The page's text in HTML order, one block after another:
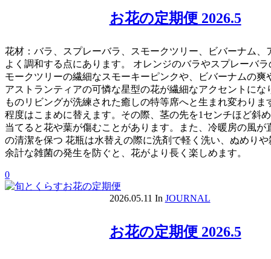
お花の定期便 2026.5
花材：バラ、スプレーバラ、スモークツリー、ビバーナム
よく調和する点にあります。 オレンジのバラやスプレーバ
モークツリーの繊細なスモーキーピンクや、ビバーナムの
アストランティアの可憐な星型の花が繊細なアクセントに
ものリビングが洗練された癒しの特等席へと生まれ変わり
程度はこまめに替えます。その際、茎の先を1センチほど斜
当てると花や葉が傷むことがあります。また、冷暖房の風
の清潔を保つ 花瓶は水替えの際に洗剤で軽く洗い、ぬめり
余計な雑菌の発生を防ぐと、花がより長く楽しめます。
0
2026.05.11 In JOURNAL
お花の定期便 2026.5